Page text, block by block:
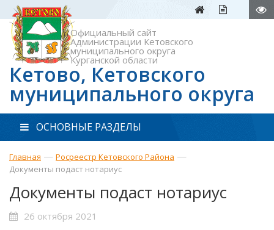
Официальный сайт
Администрации Кетовского
муниципального округа
Курганской области
Кетово, Кетовского
муниципального округа
ОСНОВНЫЕ РАЗДЕЛЫ
Главная — Росреестр Кетовского Района —
Документы подаст нотариус
Документы подаст нотариус
26 октября 2021